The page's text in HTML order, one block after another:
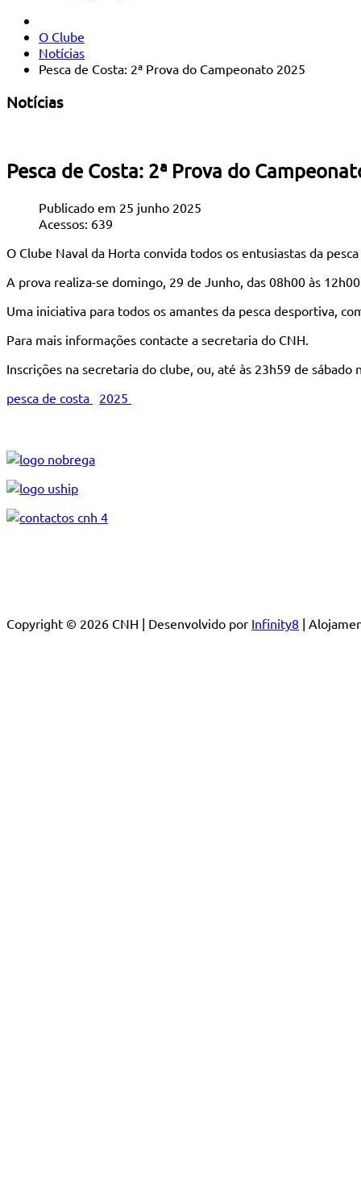
O Clube
Notícias
Pesca de Costa: 2ª Prova do Campeonato 2025
Notícias
Pesca de Costa: 2ª Prova do
Publicado em 25 junho 2025
Acessos: 639
O Clube Naval da Horta convida todos os entusiastas da
A prova realiza-se domingo, 29 de Junho, das 08h00 às
Uma iniciativa para todos os amantes da pesca desportiva,
Para mais informações contacte a secretaria do CNH.
Inscrições na secretaria do clube, ou, até às 23h59 de sábado
pesca de costa
2025
Copyright © 2026 CNH | Desenvolvido por Infinity8 |